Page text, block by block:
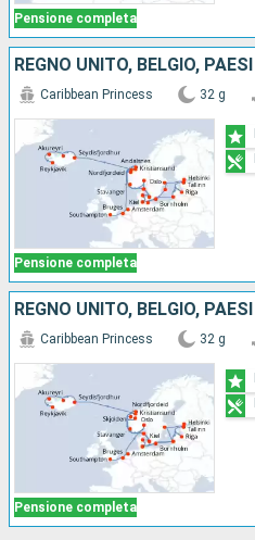
Pensione completa
Pensione completa
Caribbean Princess 32 g
Pensione completa
Caribbean Princess 32 g